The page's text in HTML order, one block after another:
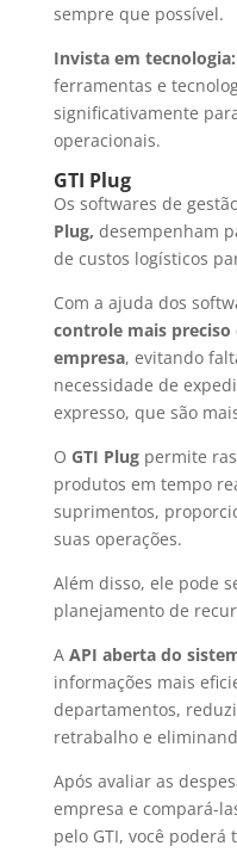
sempre que possível.
Invista em tecnologia:
ferramentas e
significativamente
operacionais.
GTI Plug
Os softwares de
Plug, desempenham
de custos logísticos
Com a ajuda dos
controle mais
empresa, evitando
necessidade de
expresso, que são
O GTI Plugpermite
produtos em tempo
suprimentos,
suas operações.
Além disso, ele pode
planejamento de
A API aberta do
informações mais
departamentos,
retrabalho e
Após avaliar as
empresa e compará-
pelo GTI, você